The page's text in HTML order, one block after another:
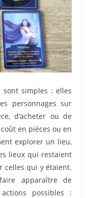
sont simples : elles
personnages sur
d’acheter ou de
en pièces ou en
explorer un lieu,
lieux qui restaient
celles qui y étaient.
apparaître de
possibles :